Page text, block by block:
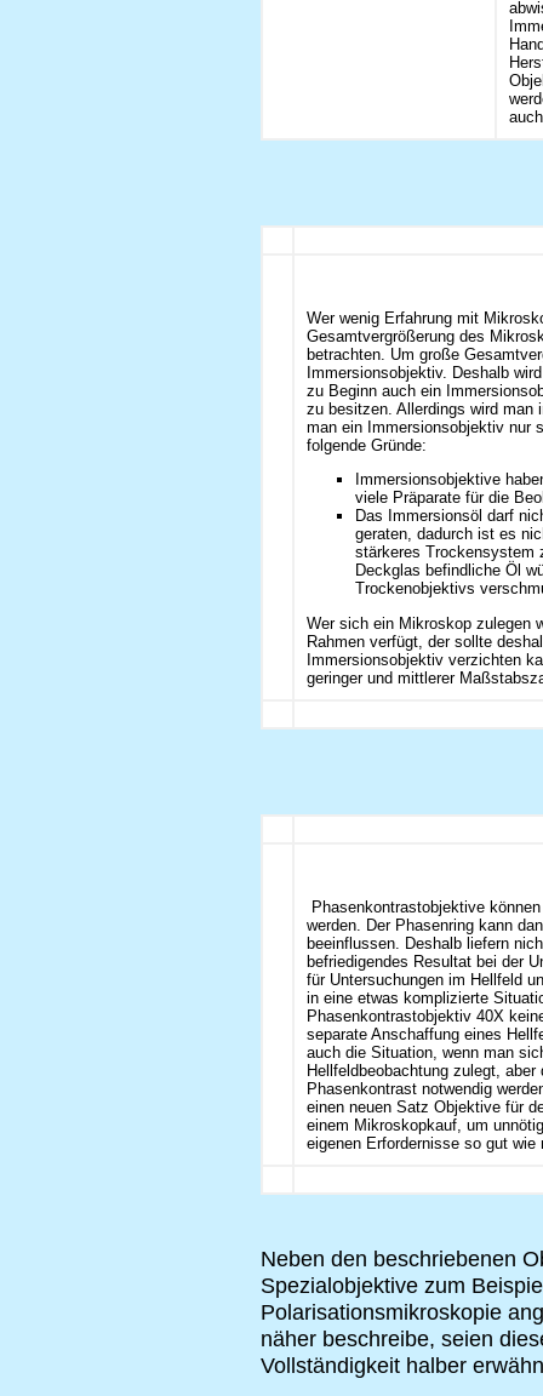
Wer wenig Erfahrung mit
Gesamtvergrößerung des
betrachten. Um große
Immersionsobjektiv. Deshalb
zu Beginn auch ein
zu besitzen. Allerdings wird
man ein Immersionsobjektiv nur
folgende Gründe:
Immersionsobjektive
viele Präparate für die
Das Immersionsöl darf
geraten, dadurch ist es
stärkeres Trockensystem
Deckglas befindliche Öl
Trockenobjektivs
Wer sich ein Mikroskop zulegen
Rahmen verfügt, der sollte
Immersionsobjektiv verzichten
geringer und mittlerer
Phasenkontrastobjektive
werden. Der Phasenring kann
beeinflussen. Deshalb liefern
befriedigendes Resultat bei der
für Untersuchungen im Hellfeld
in eine etwas komplizierte
Phasenkontrastobjektiv 40X
separate Anschaffung eines
auch die Situation, wenn man
Hellfeldbeobachtung zulegt,
Phasenkontrast notwendig
einen neuen Satz Objektive für
einem Mikroskopkauf, um
eigenen Erfordernisse so gut wie
Neben den beschriebenen
Spezialobjektive zum
Polarisationsmikroskopie
näher beschreibe, seien
Vollständigkeit halber